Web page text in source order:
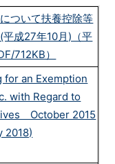
ついて扶養控除等
成27年10月)（平
712KB）
for an Exemption
with Regard to
October 2015
2018)